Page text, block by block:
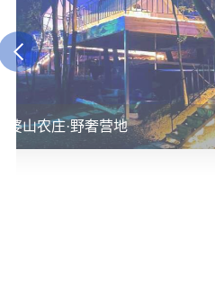
鹅婆山农庄·野奢营地